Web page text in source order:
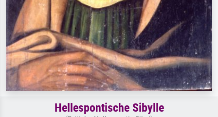
Hellespontische Sibylle